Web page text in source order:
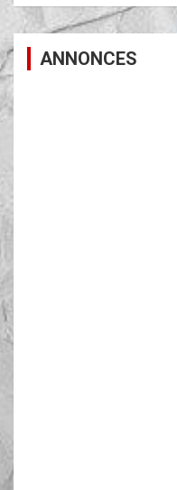
ANNONCES